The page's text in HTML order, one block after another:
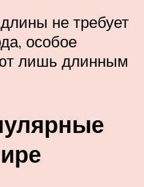
не требует
особое
лишь длинным